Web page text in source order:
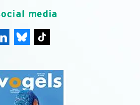
media